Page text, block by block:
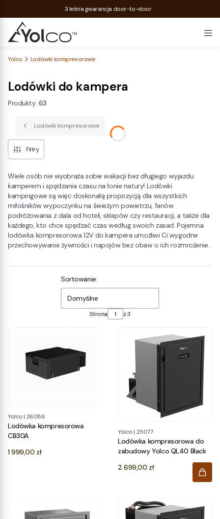
3 letnia gwarancja door-to-door
Yolco Lodówki kompresorowe
Lodówki do kampera
Produkty: 63
Lodówki kompresorowe
Filtry
Wiele osób nie wyobraża sobie wakacji bez długiego wyjazdu
kamperem i spędzania czasu na łonie natury! Lodówki
kampingowe są więc doskonałą propozycją dla wszystkich
miłośników wypoczynku na świeżym powietrzu, fanów
podróżowania z dala od hoteli, sklepów czy restauracji, a także dla
każdego, kto chce spędzać czas według swoich zasad. Pojemna
lodówka kompresorowa 12V do kampera umożliwi Ci wygodne
przechowywanie żywności i napojów bez obaw o ich rozmrożenie.
Lista produktówSortowanie:
Domyślne
Strona z 3
Yolco | 26086
Lodówka kompresorowa
CB30A
Cena
1 999,00 zł
Yolco | 25077
Lodówka kompresorowa do
zabudowy Yolco QL40 Black
Cena
2 699,00 zł